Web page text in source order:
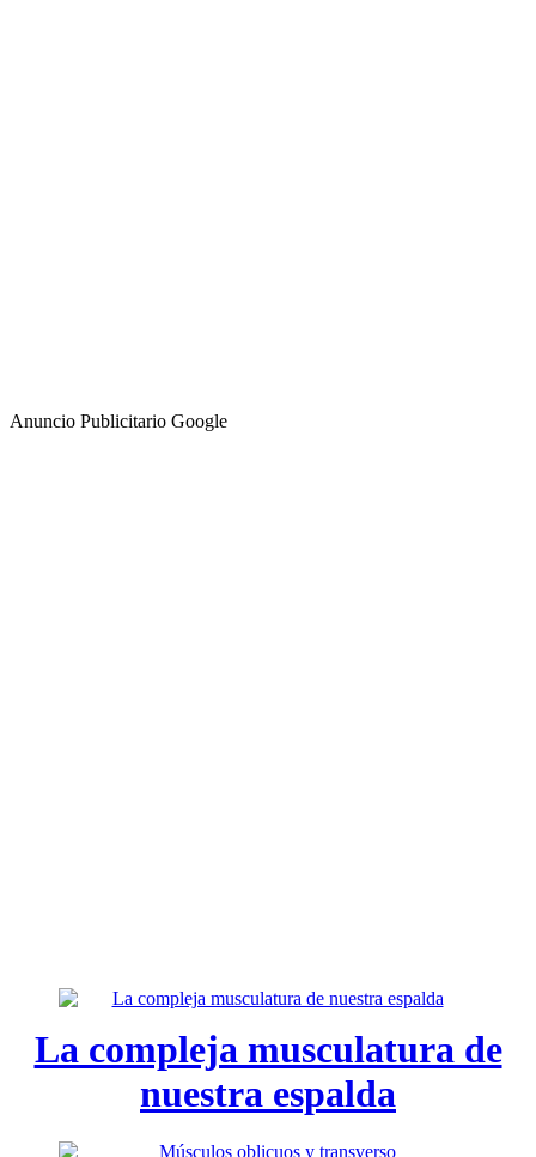
Anuncio Publicitario Google
La compleja musculatura de
nuestra espalda